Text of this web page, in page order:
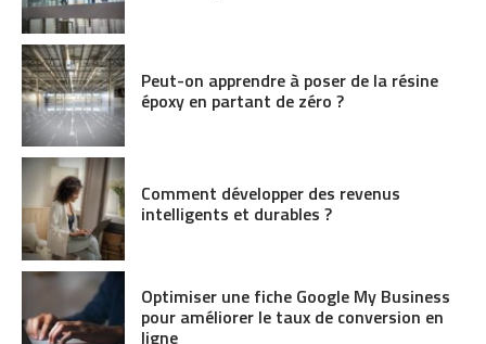
Peut-on apprendre à poser de la résine
époxy en partant de zéro ?
Comment développer des revenus
intelligents et durables ?
Optimiser une fiche Google My Business
pour améliorer le taux de conversion en
ligne